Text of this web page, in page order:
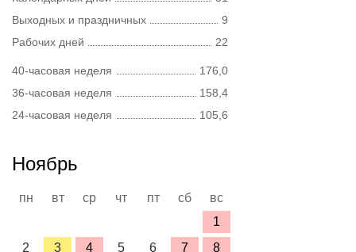
Выходных и праздничных
9
Рабочих дней
22
40-часовая неделя
176,0
36-часовая неделя
158,4
24-часовая неделя
105,6
Ноябрь
пн вт ср чт пт сб
вс
1
2
3 4 5 6 7 8